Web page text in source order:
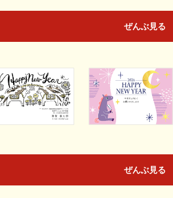
ぜんぶ見る
ぜんぶ見る